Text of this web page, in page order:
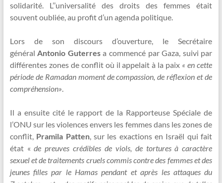
solidarité. L’’universalité des droits des femmes était
souvent oubliée, au profit d’un agenda politique.
Lors de son discours d’ouverture, le Secrétaire
généralAntonio Guterresa commencé par Gaza, suivi par
différentes zones de conflit où il appelait à la paix « en cette
période de Ramadan moment de compassion, de réflexion et de
compréhension».
Il a ensuite cité le rapport de la Rapporteuse Spéciale de
l’ONU sur les violences envers les femmes dans les zones de
conflit, Pramila Patten, sur les exactions en Israël qui fait
état «de preuves crédibles de viols, de tortures à caractère
sexuel et de traitements cruels commis contre des femmes et des
jeunes filles par le Hamas pendant et après les attaques du